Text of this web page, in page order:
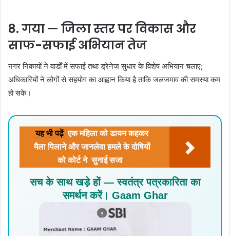
8. गया — जिला स्तर पर विकास और
साफ-सफाई अभियान तेज
नगर निकायों ने वार्डों में सफाई तथा ड्रेनेज सुधार के विशेष अभियान चलाए;
अधिकारियों ने लोगों से सहयोग का आह्वान किया है ताकि जलजमाव की समस्या कम
हो सके।
यह भी पढ़ें एक महिला को डायन कहकर
मैला पिलाने और जानलेवा हमले के दोषियों
को कोर्ट ने सुनाई सजा
सच के साथ खड़े हों — स्वतंत्र पत्रकारिता का
समर्थन करें। Gaam Ghar